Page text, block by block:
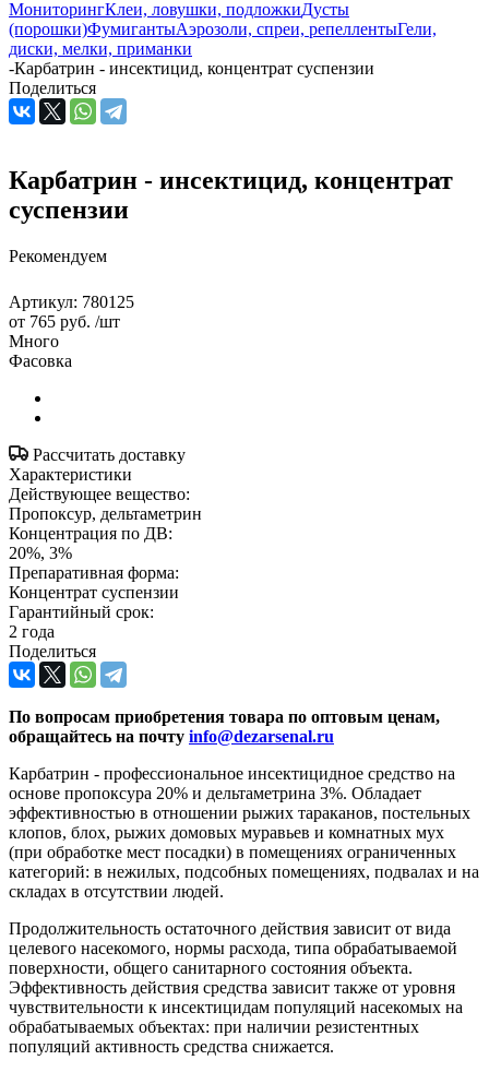
МониторингКлеи, ловушки, подложкиДусты
(порошки)ФумигантыАэрозоли, спреи, репеллентыГели,
диски, мелки, приманки
-Карбатрин - инсектицид, концентрат суспензии
Поделиться
Карбатрин - инсектицид, концентрат
суспензии
Рекомендуем
Артикул: 780125
от 765 руб. /шт
Много
Фасовка
Рассчитать доставку
Характеристики
Действующее вещество:
Пропоксур, дельтаметрин
Концентрация по ДВ:
20%, 3%
Препаративная форма:
Концентрат суспензии
Гарантийный срок:
2 года
Поделиться
По вопросам приобретения товара по оптовым ценам,
обращайтесь на почту info@dezarsenal.ru
Карбатрин - профессиональное инсектицидное средство на
основе пропоксура 20% и дельтаметрина 3%. Обладает
эффективностью в отношении рыжих тараканов, постельных
клопов, блох, рыжих домовых муравьев и комнатных мух
(при обработке мест посадки) в помещениях ограниченных
категорий: в нежилых, подсобных помещениях, подвалах и на
складах в отсутствии людей.
Продолжительность остаточного действия зависит от вида
целевого насекомого, нормы расхода, типа обрабатываемой
поверхности, общего санитарного состояния объекта.
Эффективность действия средства зависит также от уровня
чувствительности к инсектицидам популяций насекомых на
обрабатываемых объектах: при наличии резистентных
популяций активность средства снижается.